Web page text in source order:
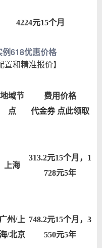
4224元15个月
618优惠价格
置和精准报价】
地域节
点
费用价格
代金券 点此领取
上海
313.2元15个月，1
728元5年
广州/上
/北京
748.2元15个月，3
550元5年